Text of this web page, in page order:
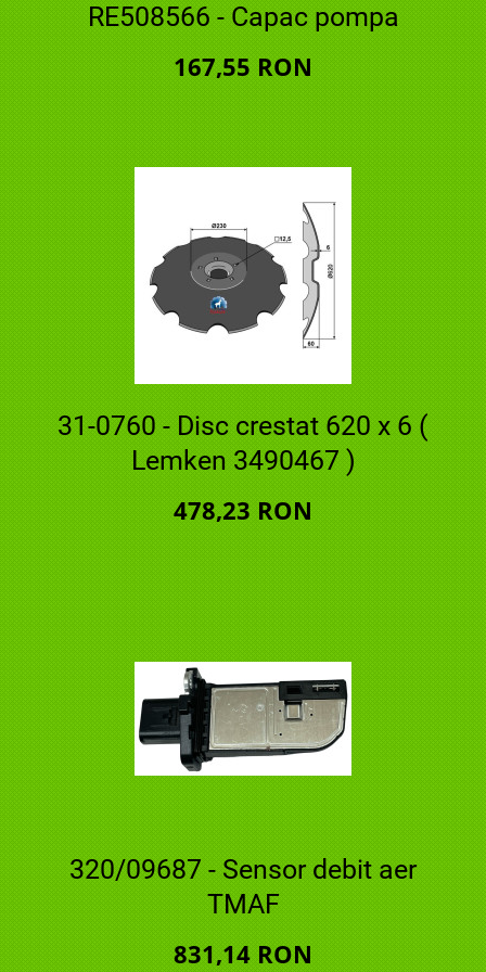
RE508566 - Capac pompa
167,55 RON
31-0760 - Disc crestat 620 x 6 (
Lemken 3490467 )
478,23 RON
320/09687 - Sensor debit aer
TMAF
831,14 RON